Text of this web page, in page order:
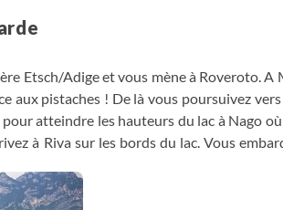
Etsch/Adige et vous mène à Roveroto. A
aux pistaches ! De là vous poursuivez vers
atteindre les hauteurs du lac à Nago
à Riva sur les bords du lac. Vous